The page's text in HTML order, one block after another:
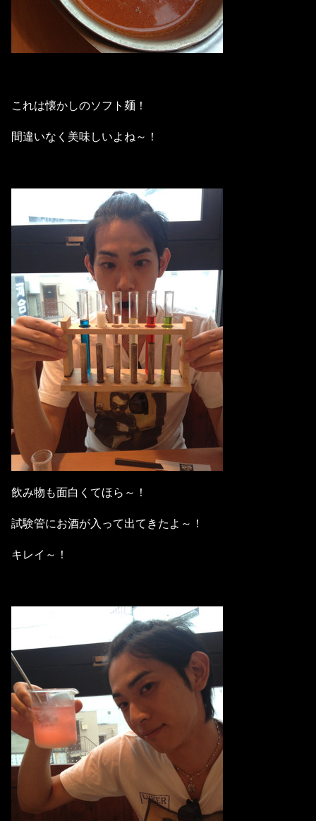
これは懐かしのソフト麺！
間違いなく美味しいよね～！
飲み物も面白くてほら～！
試験管にお酒が入って出てきたよ～！
キレイ～！